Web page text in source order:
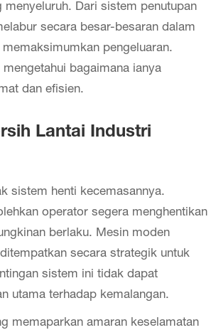
Dari sistem penutupan
secara besar-besaran dalam
pengeluaran.
bagaimana ianya
dan efisien.
Lantai Industri
sistem henti kecemasannya.
operator segera menghentikan
berlaku. Mesin moden
secara strategik untuk
sistem ini tidak dapat
utama terhadap kemalangan.
memaparkan amaran keselamatan